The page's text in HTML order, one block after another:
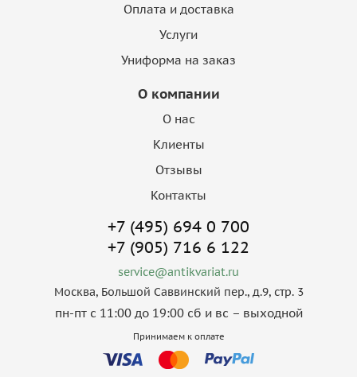
Оплата и доставка
Услуги
Униформа на заказ
О компании
О нас
Клиенты
Отзывы
Контакты
+7 (495) 694 0 700
+7 (905) 716 6 122
service@antikvariat.ru
Москва, Большой Саввинский пер., д.9, стр. 3
пн-пт с 11:00 до 19:00 сб и вс – выходной
Принимаем к оплате